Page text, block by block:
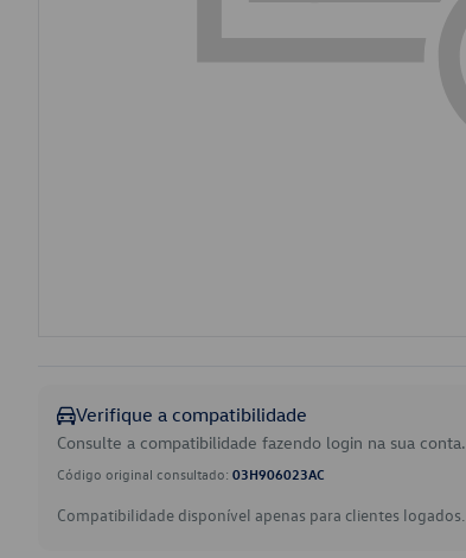
Verifique a compatibilidade
Consulte a compatibilidade fazendo login na sua conta.
Código original consultado: 03H906023AC
Compatibilidade disponível apenas para clientes logados.